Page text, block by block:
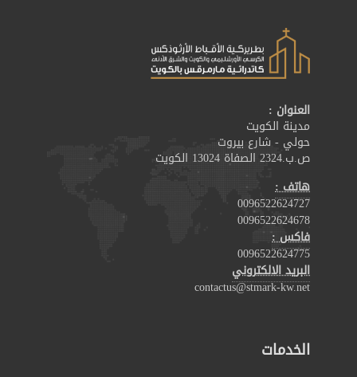
العنوان :
مدينة الكويت
حولي - شارع بيروت
ص.ب.2324 الصفاة 13024 الكويت
هاتف :
0096522624727
0096522624678
فاكس :
0096522624775
البريد الالكتروني
contactus@stmark-kw.net
الخدمات